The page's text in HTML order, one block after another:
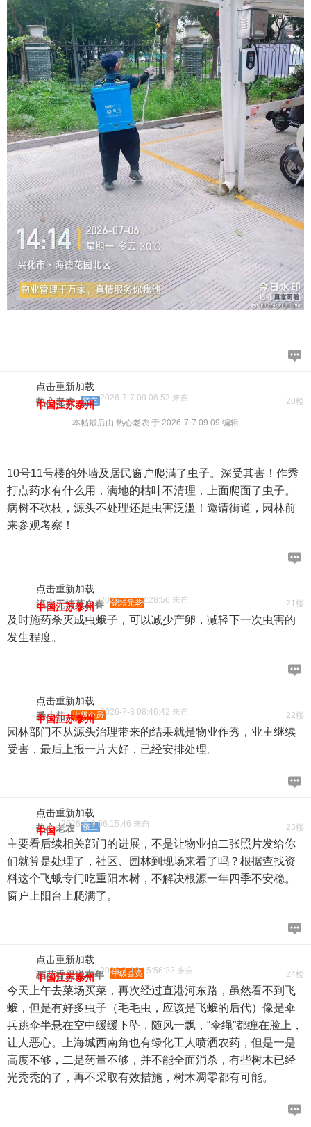
点击重新加载
20楼
热心老农 楼主 2026-7-7 09:06:52 来自
中国江苏泰州
本帖最后由 热心老农 于 2026-7-7 09:09 编辑
10号11号楼的外墙及居民窗户爬满了虫子。深受其害！作秀
打点药水有什么用，满地的枯叶不清理，上面爬面了虫子。
病树不砍枝，源头不处理还是虫害泛滥！邀请街道，园林前
来参观考察！
点击重新加载
21楼
流水无情草自春 论坛元老
2026-7-7 12:28:56 来自
中国江苏泰州
及时施药杀灭成虫蛾子，可以减少产卵，减轻下一次虫害的
发生程度。
点击重新加载
22楼
番小茄 中级会员2026-7-8 08:46:42 来自
中国江苏泰州
园林部门不从源头治理带来的结果就是物业作秀，业主继续
受害，最后上报一片大好，已经安排处理。
点击重新加载
23楼
热心老农 楼主
2026-7-9 06:15:46 来自
中国
主要看后续相关部门的进展，不是让物业拍二张照片发给你
们就算是处理了，社区、园林到现场来看了吗？根据查找资
料这个飞蛾专门吃重阳木树，不解决根源一年四季不安稳。
窗户上阳台上爬满了。
点击重新加载
24楼
稻花香里说丰年 中级会员
2026-7-10 15:56:22 来自
中国江苏泰州
今天上午去菜场买菜，再次经过直港河东路，虽然看不到飞
蛾，但是有好多虫子（毛毛虫，应该是飞蛾的后代）像是伞
兵跳伞半悬在空中缓缓下坠，随风一飘，“伞绳”都缠在脸上，
让人恶心。上海城西南角也有绿化工人喷洒农药，但是一是
高度不够，二是药量不够，并不能全面消杀，有些树木已经
光秃秃的了，再不采取有效措施，树木凋零都有可能。